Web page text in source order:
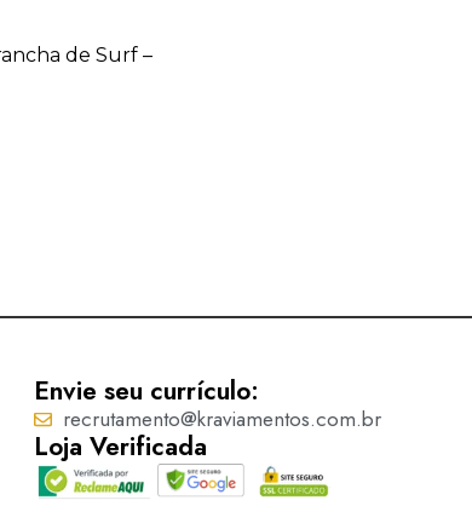
de Surf –
Envie seu currículo:
recrutamento@kraviamentos.com.br
Loja Verificada